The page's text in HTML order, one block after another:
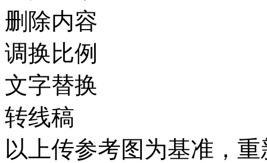
删除内容
调换比例
文字替换
转线稿
以上传参考图为基准，